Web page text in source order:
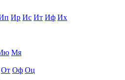
Ир Ис Ит Иф Их
Мя
От Оф Оц